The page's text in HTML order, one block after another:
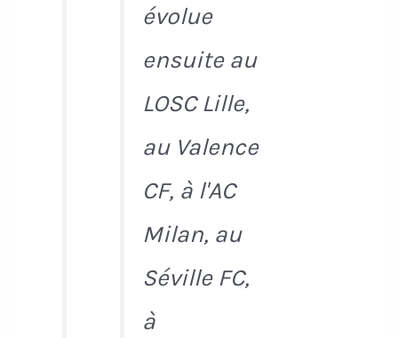
évolue
ensuite au
LOSC Lille,
au Valence
CF, à l'AC
Milan, au
Séville FC,
à